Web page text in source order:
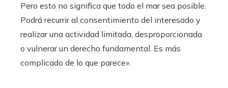
Pero esto no significa que todo el mar sea posible.
Podrá recurrir al consentimiento del interesado y
realizar una actividad limitada, desproporcionada
o vulnerar un derecho fundamental. Es más
complicado de lo que parece».